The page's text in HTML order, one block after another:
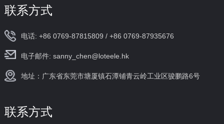
联系方式
电话: +86 0769-87815809 / +86 0769-87935676
电子邮件: sanny_chen@loteele.hk
地址：广东省东莞市塘厦镇石潭铺青云岭工业区骏鹏路6号
联系方式